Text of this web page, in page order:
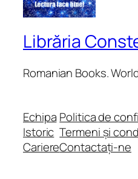
Librăria
Romanian Books.
Echipa
Istoric
Cariere
Politica de
Termeni și
Contactați-ne